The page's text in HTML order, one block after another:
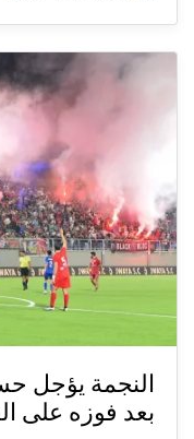
النجمة يؤجل
بعد فوزه على